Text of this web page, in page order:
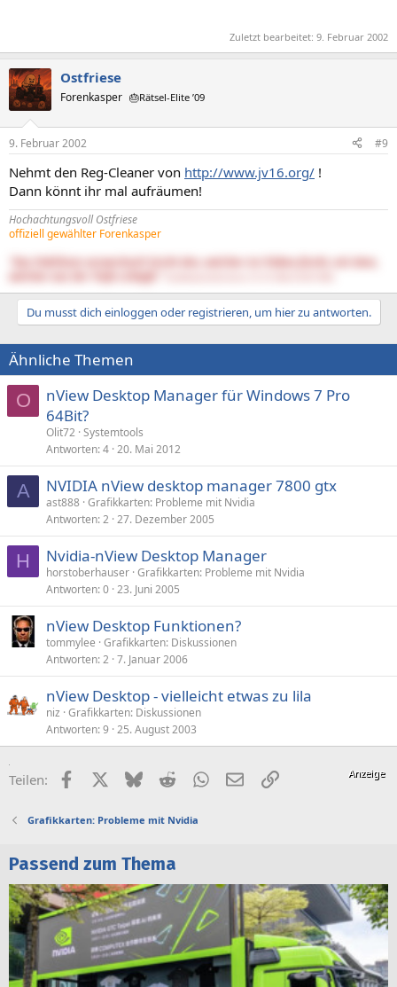
Zuletzt bearbeitet: 9. Februar 2002
Ostfriese
Forenkasper 🎂Rätsel-Elite ’09
9. Februar 2002 #9
Nehmt den Reg-Cleaner von http://www.jv16.org/ !
Dann könnt ihr mal aufräumen!
Hochachtungsvoll Ostfriese
offiziell gewählter Forenkasper
"Das Publikum verwechselt leicht den, welcher im Trüben fischt, mit dem,
Du musst dich einloggen oder registrieren, um hier zu antworten.
Ähnliche Themen
O
nView Desktop Manager für Windows 7 Pro
64Bit?
Olit72 Systemtools
Antworten 4 20. Mai 2012
A NVIDIA nView desktop manager 7800 gtx
ast888 Grafikkarten: Probleme mit Nvidia
Antworten 2 27. Dezember 2005
H Nvidia-nView Desktop Manager
horstoberhauser Grafikkarten: Probleme mit Nvidia
Antworten 0 23. Juni 2005
nView Desktop Funktionen?
tommylee Grafikkarten: Diskussionen
Antworten 2 7. Januar 2006
nView Desktop - vielleicht etwas zu lila
niz Grafikkarten: Diskussionen
Antworten 9 25. August 2003
Teilen: FacebookX (Twitter)
BlueskyRedditWhatsApp
E-MailLink
Grafikkarten: Probleme mit Nvidia
Passend zum Thema